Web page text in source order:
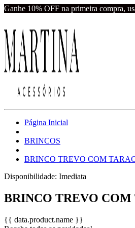
Ganhe 10% OFF na primeira compra,
Página Inicial
BRINCOS
BRINCO TREVO COM
Disponibilidade: Imediata
BRINCO TREVO
{{ data.product.name }}